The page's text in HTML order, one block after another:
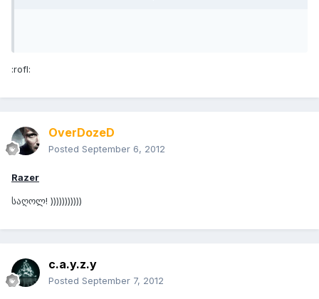
:rofl:
OverDozeD
Posted September 6, 2012
Razer
საღოლ! )))))))))))
c.a.y.z.y
Posted September 7, 2012